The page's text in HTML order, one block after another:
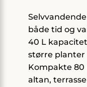
både tid og
40 L
større planter
Kompakte 80
altan,